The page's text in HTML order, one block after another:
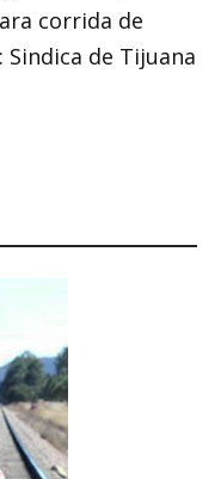
corrida de
de Tijuana